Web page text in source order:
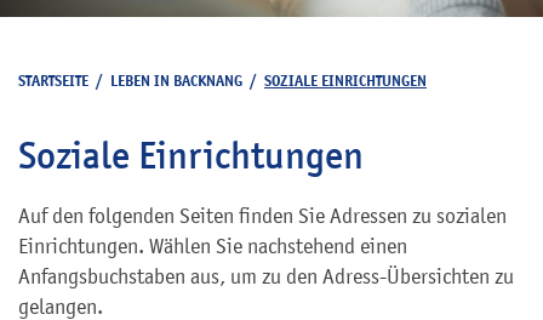
STARTSEITE / LEBEN IN BACKNANG / SOZIALE EINRICHTUNGEN
Soziale Einrichtungen
Auf den folgenden Seiten finden Sie Adressen zu sozialen
Einrichtungen. Wählen Sie nachstehend einen
Anfangsbuchstaben aus, um zu den Adress-Übersichten zu
gelangen.